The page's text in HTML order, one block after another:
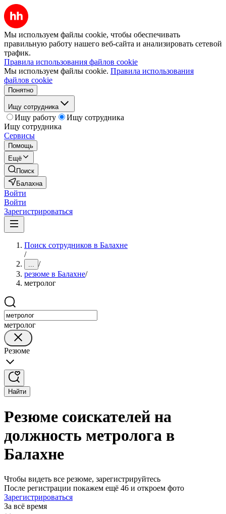
Мы используем файлы cookie, чтобы обеспечивать
правильную работу нашего веб-сайта и анализировать сетевой
трафик.
Правила использования файлов cookie
Мы используем файлы cookie. Правила использования
файлов cookie
Понятно
Ищу сотрудника
Ищу работу
Ищу сотрудника
Ищу сотрудника
Сервисы
Помощь
Ещё
Поиск
Балахна
Войти
Войти
Зарегистрироваться
Поиск сотрудников в Балахне
/
... /
резюме в Балахне/
метролог
метролог
Резюме
Найти
Резюме соискателей на
должность метролога в
Балахне
Чтобы видеть все резюме, зарегистрируйтесь
После регистрации покажем ещё 46 и откроем фото
Зарегистрироваться
За всё время